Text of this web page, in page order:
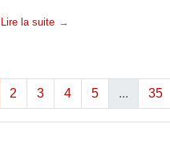
Lire la suite
2 3 4 5 ... 35